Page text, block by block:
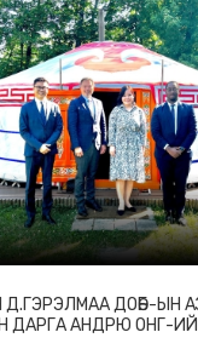
Д.ГЭРЭЛМАА ДОӨБ-ЫН
ДАРГА АНДРЮ ОНГ-